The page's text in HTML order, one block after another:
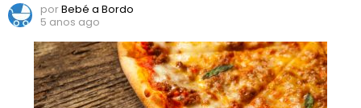
porBebé a Bordo
5 anos ago